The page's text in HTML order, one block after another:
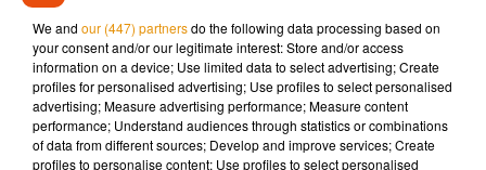
la démocratie", a ironisé le site satirique Sensacionalista.
Des dessins humoristiques montraient également des chars
d'assaut avec le canon incurvé vers le bas.
Du viagra mais pas de serviettes
We and our (447) partnersdo the following data processing based on
your consent and/or our legitimate interest: Store and/or access
information on a device; Use limited data to select advertising; Create
profiles for personalised advertising; Use profiles to select personalised
advertising; Measure advertising performance; Measure content
performance; Understand audiences through statistics or combinations
of data from different sources; Develop and improve services; Create
profiles to personalise content; Use profiles to select personalised